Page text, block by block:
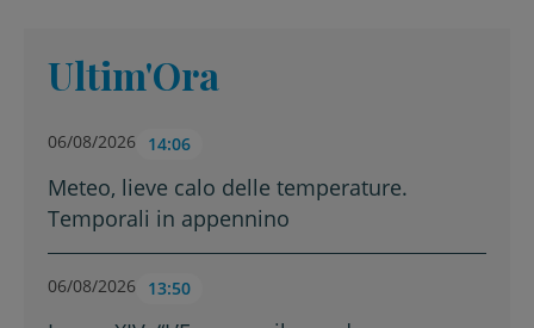
Ultim'Ora
06/08/2026 14:06
Meteo, lieve calo delle temperature.
Temporali in appennino
06/08/2026 13:50